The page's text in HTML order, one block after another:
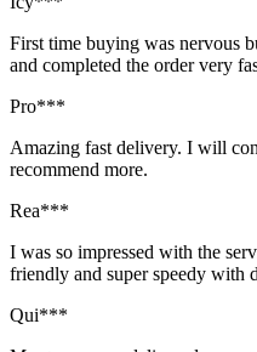
First time buying was nervous
and completed the order very
Pro***
Amazing fast delivery. I will
recommend more.
Rea***
I was so impressed with the
friendly and super speedy with
Qui***